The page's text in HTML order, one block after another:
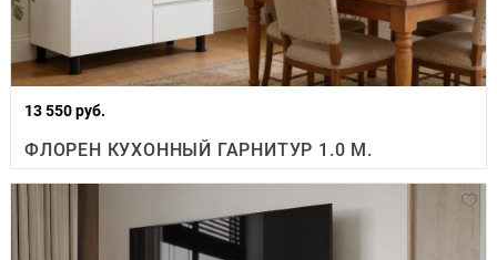
13 550 руб.
ФЛОРЕН КУХОННЫЙ ГАРНИТУР 1.0 М.